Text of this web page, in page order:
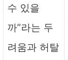
수 있을
까”라는 두
려움과 허탈